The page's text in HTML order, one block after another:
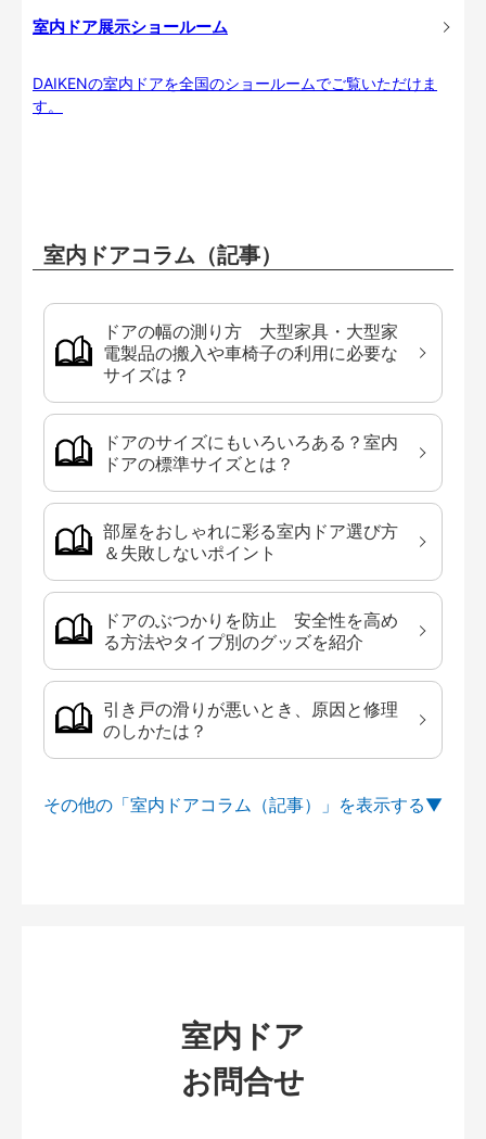
室内ドア展示ショールーム
DAIKENの室内ドアを全国のショールームでご覧いただけま
す。
室内ドアコラム（記事）
ドアの幅の測り方 大型家具・大型家
電製品の搬入や車椅子の利用に必要な
サイズは？
ドアのサイズにもいろいろある？室内
ドアの標準サイズとは？
部屋をおしゃれに彩る室内ドア選び方
＆失敗しないポイント
ドアのぶつかりを防止 安全性を高め
る方法やタイプ別のグッズを紹介
引き戸の滑りが悪いとき、原因と修理
のしかたは？
その他の「室内ドアコラム（記事）」を
室内ドア
お問合せ